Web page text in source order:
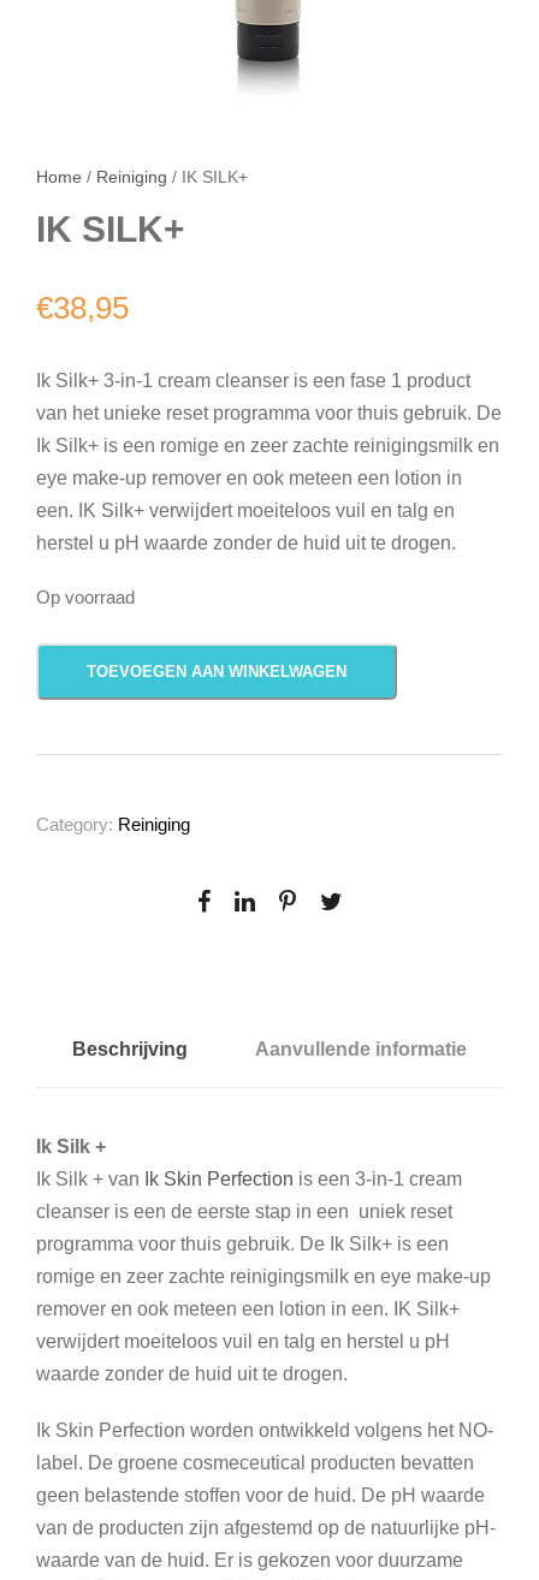
Home / Reiniging / IK SILK+
IK SILK+
€38,95
Ik Silk+ 3-in-1 cream cleanser is een fase 1 product
van het unieke reset programma voor thuis gebruik. De
Ik Silk+ is een romige en zeer zachte reinigingsmilk en
eye make-up remover en ook meteen een lotion in
een. IK Silk+ verwijdert moeiteloos vuil en talg en
herstel u pH waarde zonder de huid uit te drogen.
Op voorraad
K
I
K
TOEVOEGEN AAN WINKELWAGEN
Category: Reiniging
Beschrijving Aanvullende informatie
Ik Silk +
Ik Silk + van
Ik Skin Perfection is een 3-in-1 cream
cleanser is een de eerste stap in een uniek reset
programma voor thuis gebruik. De Ik Silk+ is een
romige en zeer zachte reinigingsmilk en eye make-up
remover en ook meteen een lotion in een. IK Silk+
verwijdert moeiteloos vuil en talg en herstel u pH
waarde zonder de huid uit te drogen.
Ik Skin Perfection worden ontwikkeld volgens het NO-
label. De groene cosmeceutical producten bevatten
geen belastende stoffen voor de huid. De pH waarde
van de producten zijn afgestemd op de natuurlijke pH-
waarde van de huid. Er is gekozen voor duurzame